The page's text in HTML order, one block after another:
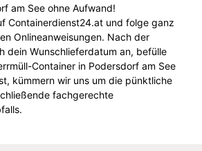
am See ohne Aufwand!
Containerdienst24.at und folge ganz
Onlineanweisungen. Nach der
dein Wunschlieferdatum an, befülle
Container in Podersdorf am See
kümmern wir uns um die pünktliche
fachgerechte